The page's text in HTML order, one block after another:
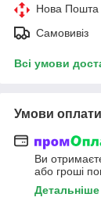
Нова Пошта
Самовивіз
Всі умови
Умови оплати
Ви
або гроші
Детальніше